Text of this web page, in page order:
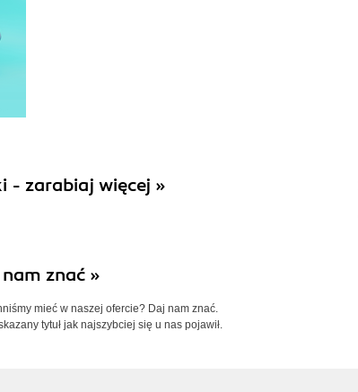
- zarabiaj więcej »
znać »
mieć w naszej ofercie? Daj nam znać.
tytuł jak najszybciej się u nas pojawił.